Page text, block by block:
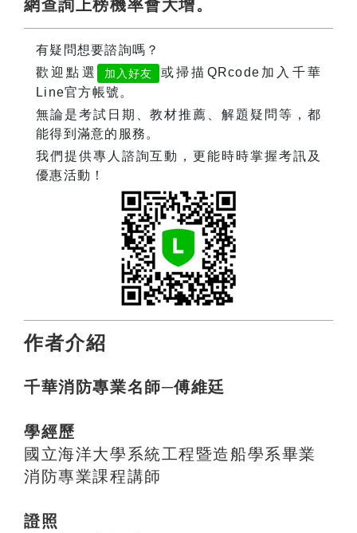
網查詢上榜機率會大增。
有疑問想要諮詢嗎？
歡迎點選
加入好友
或掃描QRcode加入千華
Line官方帳號。
無論是考試日期、教材推薦、解題疑問等，都
能得到滿意的服務。
我們提供專人諮詢互動，更能時時掌握考訊及
優惠活動！
作者介紹
千華消防專業名師─傅維廷
學經歷
國立海洋大學系統工程暨造船學系畢業
消防專業課程講師
證照